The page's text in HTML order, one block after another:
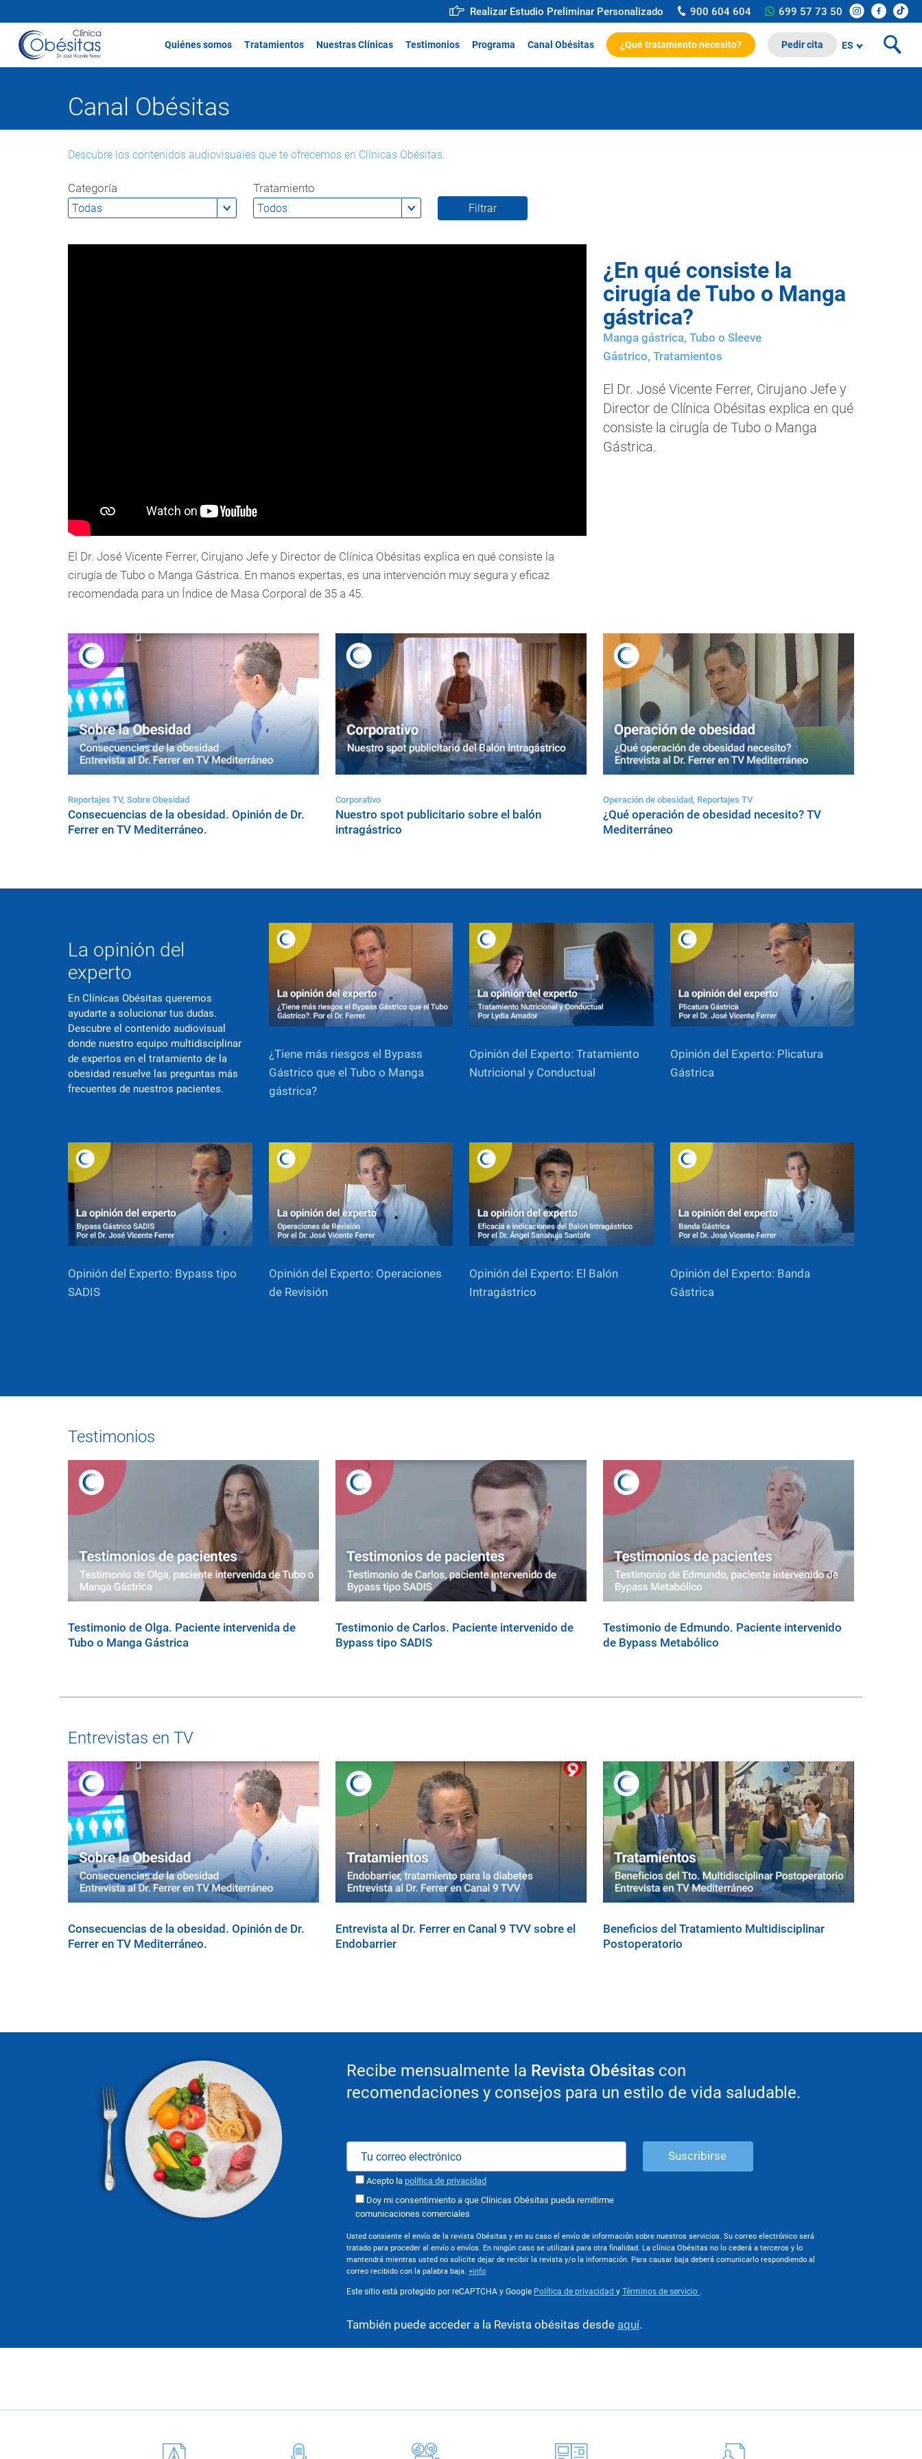
Realizar Estudio Preliminar Personalizado 900 604 604 699 57 73 50
Quiénes somos Tratamientos Nuestras Clínicas Testimonios Programa Canal Obésitas ¿Qué tratamiento necesito? Pedir cita ES
Canal Obésitas
Descubre los contenidos audiovisuales que te ofrecemos en Clínicas Obésitas.
Categoría Tratamiento
El Dr. José Vicente Ferrer, Cirujano Jefe y Director de Clínica Obésitas explica en qué consiste la
cirugía de Tubo o Manga Gástrica. En manos expertas, es una intervención muy segura y eficaz
recomendada para un Índice de Masa Corporal de 35 a 45.
¿En qué consiste la
cirugía de Tubo o Manga
gástrica?
Manga gástrica, Tubo o Sleeve
Gástrico, Tratamientos
El Dr. José Vicente Ferrer, Cirujano Jefe y
Director de Clínica Obésitas explica en qué
consiste la cirugía de Tubo o Manga
Gástrica.
Reportajes TV, Sobre Obesidad
Consecuencias de la obesidad. Opinión de Dr.
Ferrer en TV Mediterráneo.
Corporativo
Nuestro spot publicitario sobre el balón
intragástrico
Operación de obesidad, Reportajes TV
¿Qué operación de obesidad necesito? TV
Mediterráneo
La opinión del
experto
En Clínicas Obésitas queremos
ayudarte a solucionar tus dudas.
Descubre el contenido audiovisual
donde nuestro equipo multidisciplinar
de expertos en el tratamiento de la
obesidad resuelve las preguntas más
frecuentes de nuestros pacientes.
¿Tiene más riesgos el Bypass
Gástrico que el Tubo o Manga
gástrica?
Opinión del Experto: Tratamiento
Nutricional y Conductual
Opinión del Experto: Plicatura
Gástrica
Opinión del Experto: Bypass tipo
SADIS
Opinión del Experto: Operaciones
de Revisión
Opinión del Experto: El Balón
Intragástrico
Opinión del Experto: Banda
Gástrica
Testimonios
Testimonio de Olga. Paciente intervenida de
Tubo o Manga Gástrica
Testimonio de Carlos. Paciente intervenido de
Bypass tipo SADIS
Testimonio de Edmundo. Paciente intervenido
de Bypass Metabólico
Entrevistas en TV
Consecuencias de la obesidad. Opinión de Dr.
Ferrer en TV Mediterráneo.
Entrevista al Dr. Ferrer en Canal 9 TVV sobre el
Endobarrier
Beneficios del Tratamiento Multidisciplinar
Postoperatorio
Recibe mensualmente la Revista Obésitas con
recomendaciones y consejos para un estilo de vida saludable.
Acepto la política de privacidad
Doy mi consentimiento a que Clínicas Obésitas pueda remitirme
comunicaciones comerciales
Usted consiente el envío de la revista Obésitas y en su caso el envío de información sobre nuestros servicios. Su correo electrónico será
tratado para proceder al envío o envíos. En ningún caso se utilizará para otra finalidad. La clínica Obésitas no lo cederá a terceros y lo
mantendrá mientras usted no solicite dejar de recibir la revista y/o la información. Para causar baja deberá comunicarlo respondiendo al
correo recibido con la palabra baja. +info
Este sitio está protegido por reCAPTCHA y Google Política de privacidad y Términos de servicio .
También puede acceder a la Revista obésitas desde aquí.